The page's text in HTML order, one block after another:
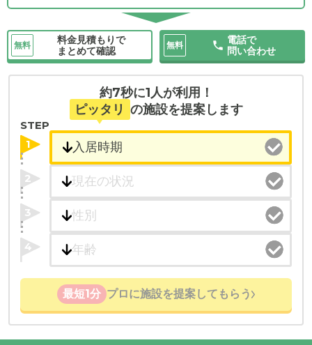
無料
料金見積もりで
まとめて確認
無料
電話で
問い合わせ
約7秒に1人が利用！
ピッタリ の施設を提案します
STEP
1
2
3
4
最短1分 プロに施設を提案してもらう